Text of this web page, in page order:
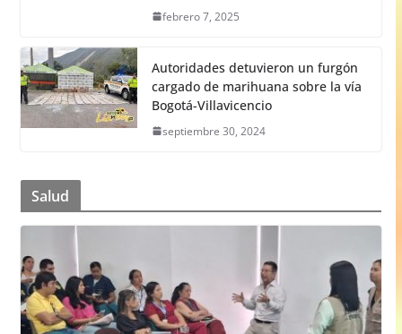
febrero 7, 2025
Autoridades detuvieron un furgón
cargado de marihuana sobre la vía
Bogotá-Villavicencio
septiembre 30, 2024
Salud